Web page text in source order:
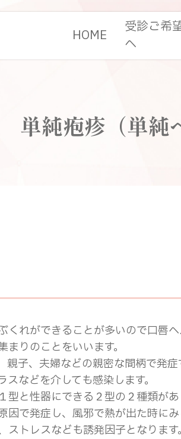
HOME
受診ご希
へ
単純疱疹（単純
れができることが多いので口唇ヘ
りのことをいいます。
子、夫婦などの親密な間柄で発
などを介しても感染します。
と性器にできる２型の２種類があ
で発症し、風邪で熱が出た時に
トレスなども誘発因子となります。